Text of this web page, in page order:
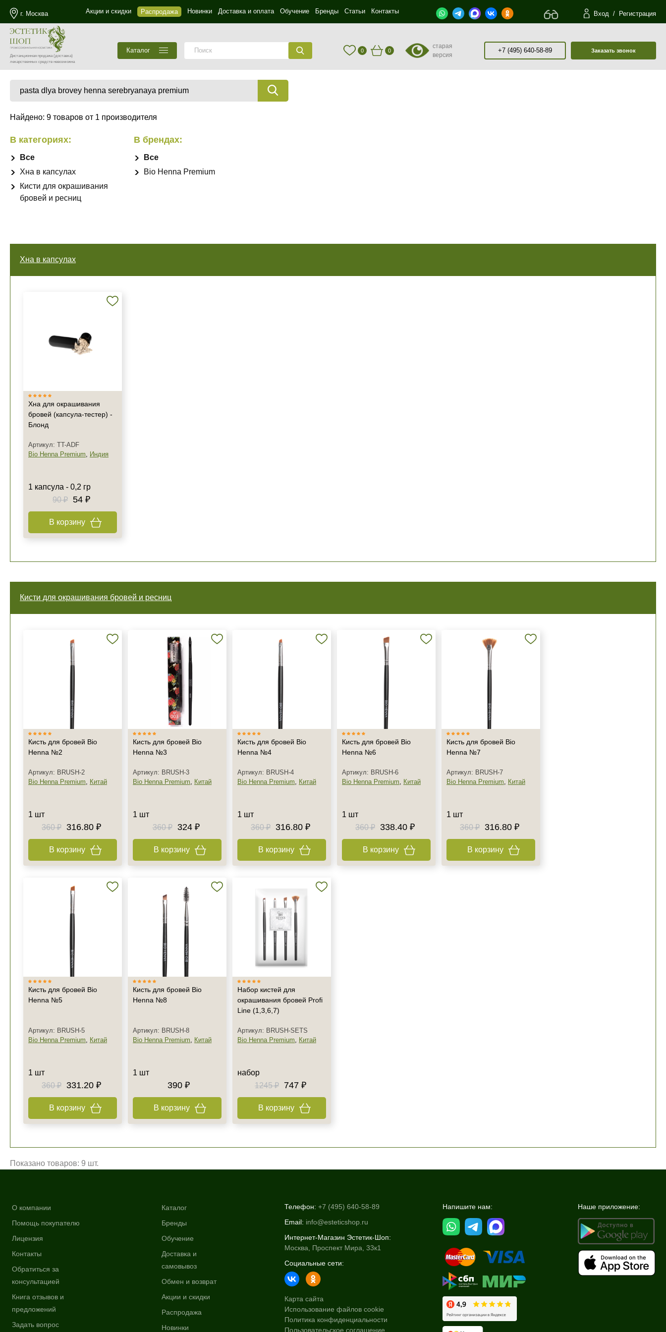
г. Москва Акции и скидки Распродажа Новинки Доставка и оплата Обучение Бренды Статьи Контакты Вход / Регистрация
Дистанционная продажа(доставка)
лекарственных средств невозможна
Каталог 0 0
старая
версия
+7 (495) 640-58-89 Заказать звонок
Найдено: 9 товаров от 1 производителя
В категориях:
Все
Хна в капсулах
Кисти для окрашивания
бровей и ресниц
В брендах:
Все
Bio Henna Premium
Хна в капсулах
Хна для окрашивания
бровей (капсула-тестер) -
Блонд
Артикул: TT-ADF
Bio Henna Premium, Индия
1 капсула - 0,2 гр
90 ₽ 54 ₽
В корзину
Кисти для окрашивания бровей и ресниц
Кисть для бровей Bio
Henna №2
Артикул: BRUSH-2
Bio Henna Premium, Китай
1 шт
360 ₽
316.80 ₽
В корзину
Кисть для бровей Bio
Henna №3
Артикул: BRUSH-3
Bio Henna Premium, Китай
1 шт
360 ₽
324 ₽
В корзину
Кисть для бровей Bio
Henna №4
Артикул: BRUSH-4
Bio Henna Premium, Китай
1 шт
360 ₽
316.80 ₽
В корзину
Кисть для бровей Bio
Henna №6
Артикул: BRUSH-6
Bio Henna Premium, Китай
1 шт
360 ₽
338.40 ₽
В корзину
Кисть для бровей Bio
Henna №7
Артикул: BRUSH-7
Bio Henna Premium, Китай
1 шт
360 ₽
316.80 ₽
В корзину
Кисть для бровей Bio
Henna №5
Артикул: BRUSH-5
Bio Henna Premium, Китай
1 шт
360 ₽
331.20 ₽
В корзину
Кисть для бровей Bio
Henna №8
Артикул: BRUSH-8
Bio Henna Premium, Китай
1 шт
390 ₽
В корзину
Набор кистей для
окрашивания бровей Profi
Line (1,3,6,7)
Артикул: BRUSH-SETS
Bio Henna Premium, Китай
набор
1245 ₽
747 ₽
В корзину
Показано товаров: 9 шт.
О компании
Помощь покупателю
Лицензия
Контакты
Обратиться за
консультацией
Книга отзывов и
предложений
Задать вопрос
Каталог
Бренды
Обучение
Доставка и
самовывоз
Обмен и возврат
Акции и скидки
Распродажа
Новинки
Телефон: +7 (495) 640-58-89
Email: info@esteticshop.ru
Интернет-Магазин Эстетик-Шоп:
Москва, Проспект Мира, 33к1
Социальные сети:
Карта сайта
Использование файлов cookie
Политика конфиденциальности
Пользовательское соглашение
Напишите нам: Наше приложение:
Не показывать предложение о консультации